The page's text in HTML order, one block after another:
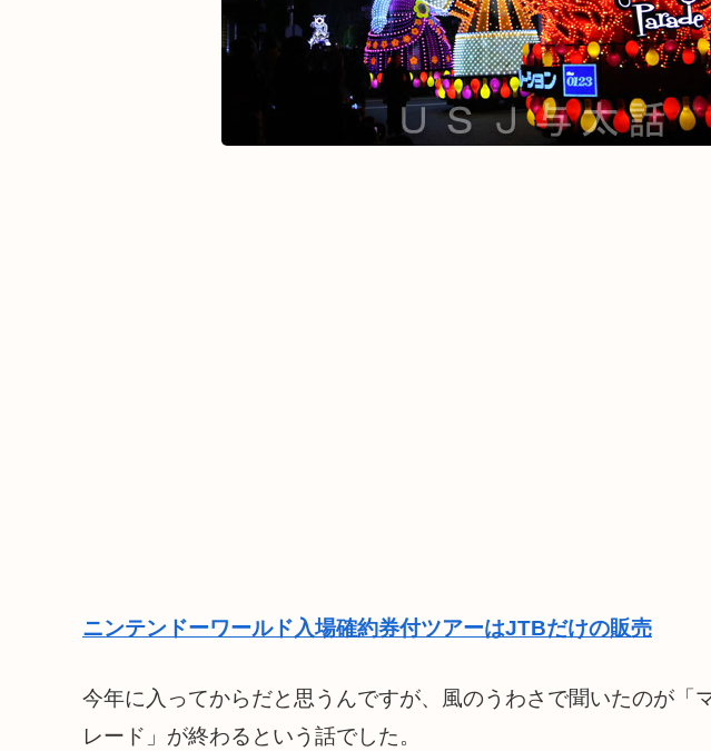
ニンテンドーワールド入場確約券付ツアーはJTBだけの販売
今年に入ってからだと思うんですが、風のうわさで聞いたのが「
レード」が終わるという話でした。